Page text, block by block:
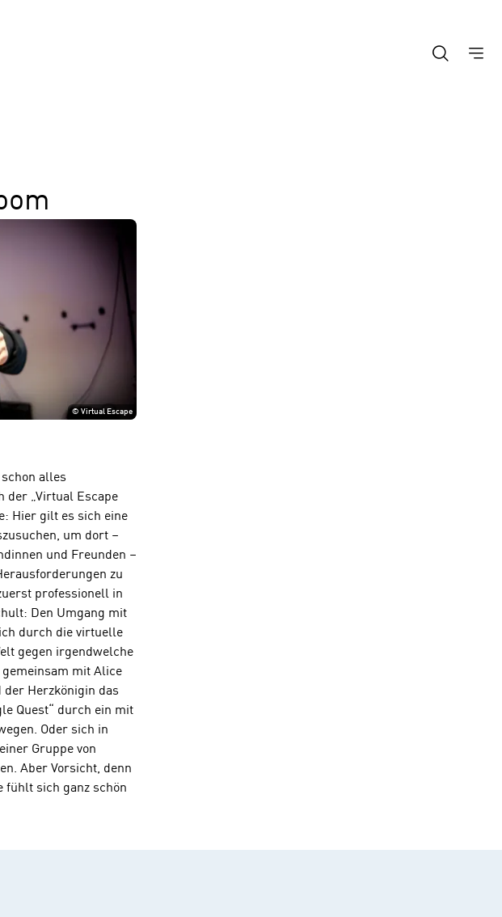
©Virtual Escape
schon alles
der „Virtual Escape
Hier gilt es sich eine
um dort –
und Freunden –
zu
professionell in
Den Umgang mit
durch die virtuelle
gegen irgendwelche
gemeinsam mit Alice
der Herzkönigin das
Quest“ durch ein mit
Oder sich in
Gruppe von
Aber Vorsicht, denn
fühlt sich ganz schön